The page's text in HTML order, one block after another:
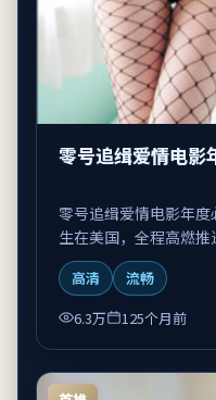
零号追缉爱情电影
零号追缉爱情电影年
生在美国，全程高燃推
高清
流畅
6.3万
125个月前